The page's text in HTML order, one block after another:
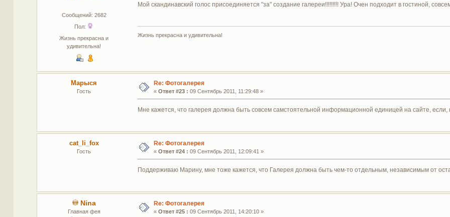
Сообщений: 2682
Пол:
Жизнь прекрасна и
удивительна!
Мой скандинавский голос присоединяется "за" создание галереи!!!!!!!!! Ура! Очен подходит в гостиной,
Жизнь прекрасна и удивительна!
Марыся
Гость
Re: Фотогалерея
« Ответ #23 : 09 Сентябрь 2011, 11:29:48 »
Мне кажется, что галерея должна быть совсем самстоятельной информационной единицей на сайте, если,
cat_li_fox
Гость
Re: Фотогалерея
« Ответ #24 : 09 Сентябрь 2011, 12:09:41 »
Поддерживаю Марину, мне тоже кажется, что Галерея должна быть чем-то отдельным, независимым от
Nina
Главная фея
Re: Фотогалерея
« Ответ #25 : 09 Сентябрь 2011, 14:20:10 »